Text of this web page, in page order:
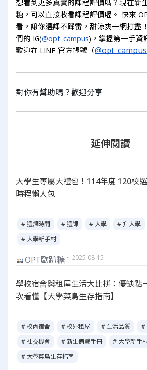
想看到更多真實的課程評價嗎？現在新
糖，可以直接收看課程評價喔。 快來
看，讓你選課不踩雷，甜涼爽一網打盡
們的 IG(@opt_campus)，掌握第一手資
歡迎在 LINE 官方帳號（@opt_campus
對你有幫助嗎？歡迎分享
延伸閱讀
大學生專屬大禮包！114年度 120校
時程懶人包
# 選課時間 # 選課 # 大學 # 升大學
# 大學新手村
OPT歐趴糖 ・ 2025-08-15
學校宿舍與租屋生活大比拼：優缺點
次看懂【大學菜鳥生存指南】
# 校內宿舍 # 校外租屋 # 生活品質
#
# 社交機會
# 新生備戰手冊
# 大學新手
# 大學菜鳥生存指南